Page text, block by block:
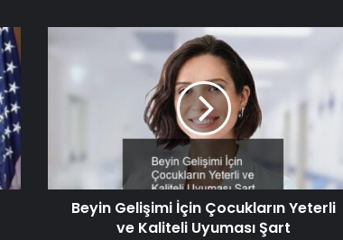
Beyin Gelişimi İçin Çocukların Yeterli
ve Kaliteli Uyuması Şart